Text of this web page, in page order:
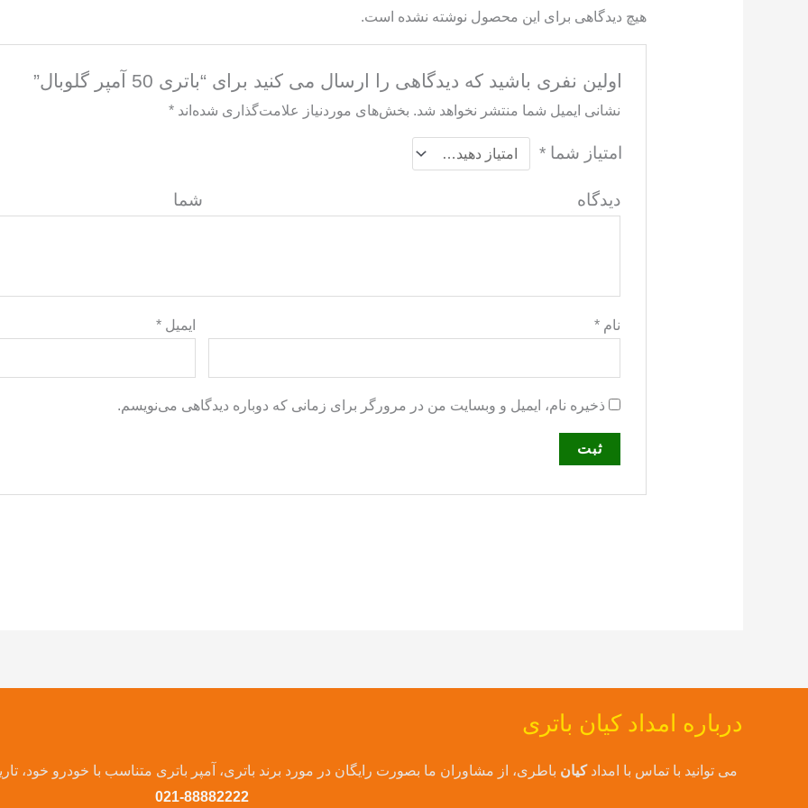
هیچ دیدگاهی برای این محصول نوشته نشده است.
اولین نفری باشید که دیدگاهی را ارسال می کنید برای “باتری 50 آمپر گلوبال”
نشانی ایمیل شما منتشر نخواهد شد. بخش‌های موردنیاز علامت‌گذاری شده‌اند*
امتیاز شما*
دیدگاه
نام* ایمیل*
ذخیره نام، ایمیل و وبسایت من در مرورگر برای زمانی که دوباره دیدگاهی می‌نویسم.
درباره امداد کیان باتری
می توانید با تماس با امدادکیان باطری، از مشاوران ما بصورت رایگان در مورد برند باتری، آمپر باتری متناسب با خودرو خود،
021-88882222